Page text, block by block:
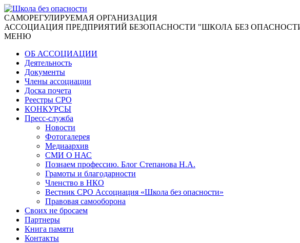
CАМОРЕГУЛИРУЕМАЯ ОРГАНИЗАЦИЯ
АССОЦИАЦИЯ ПРЕДПРИЯТИЙ БЕЗОПАСНОСТИ "ШКОЛА БЕЗ
МЕНЮ
ОБ АССОЦИАЦИИ
Деятельность
Документы
Члены ассоциации
Доска почета
Реестры СРО
КОНКУРСЫ
Пресс-служба
Новости
Фотогалерея
Медиаархив
СМИ О НАС
Познаем профессию. Блог Степанова Н.А.
Грамоты и благодарности
Членство в НКО
Вестник СРО Ассоциация «Школа без опасности»
Правовая самооборона
Своих не бросаем
Партнеры
Книга памяти
Контакты